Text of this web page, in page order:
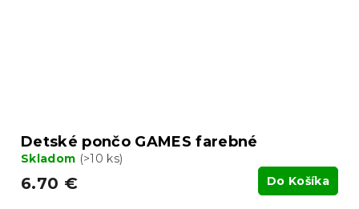
Detské pončo GAMES farebné
Skladom (>10 ks)
6.70 € Do Košíka